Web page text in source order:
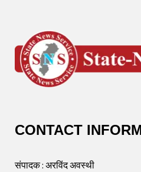
CONTACT
संपादक : अरविंद अवस्थी